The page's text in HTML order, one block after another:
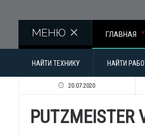
МЕНЮ ГЛАВНАЯ
НАЙТИ ТЕХНИКУ НАЙТИ
20.07.2020
PUTZMEISTER